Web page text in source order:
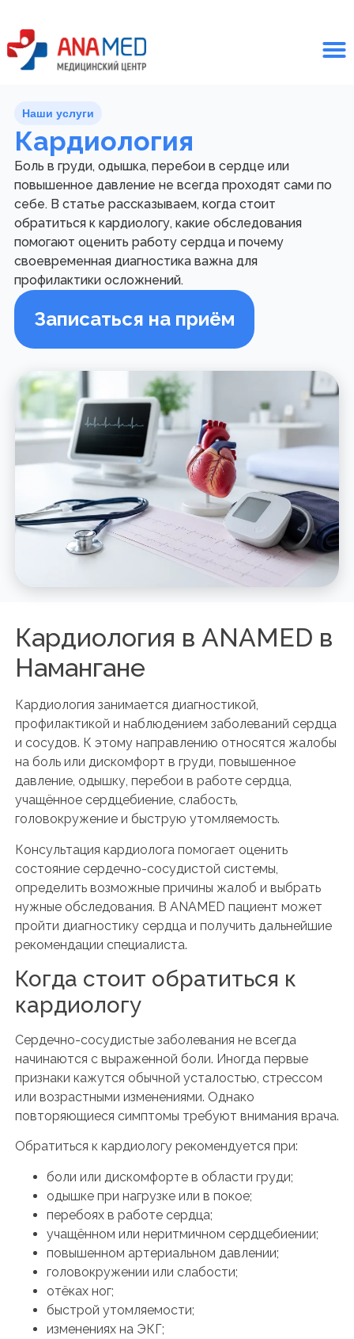
Наши услуги
Кардиология
Боль в груди, одышка, перебои в сердце или
повышенное давление не всегда проходят сами по
себе. В статье рассказываем, когда стоит
обратиться к кардиологу, какие обследования
помогают оценить работу сердца и почему
своевременная диагностика важна для
профилактики осложнений.
Записаться на приём
Кардиология в ANAMED в
Намангане
Кардиология занимается диагностикой,
профилактикой и наблюдением заболеваний сердца
и сосудов. К этому направлению относятся жалобы
на боль или дискомфорт в груди, повышенное
давление, одышку, перебои в работе сердца,
учащённое сердцебиение, слабость,
головокружение и быструю утомляемость.
Консультация кардиолога помогает оценить
состояние сердечно-сосудистой системы,
определить возможные причины жалоб и выбрать
нужные обследования. В ANAMED пациент может
пройти диагностику сердца и получить дальнейшие
рекомендации специалиста.
Когда стоит обратиться к
кардиологу
Сердечно-сосудистые заболевания не всегда
начинаются с выраженной боли. Иногда первые
признаки кажутся обычной усталостью, стрессом
или возрастными изменениями. Однако
повторяющиеся симптомы требуют внимания врача.
Обратиться к кардиологу рекомендуется при:
боли или дискомфорте в области груди;
одышке при нагрузке или в покое;
перебоях в работе сердца;
учащённом или неритмичном сердцебиении;
повышенном артериальном давлении;
головокружении или слабости;
отёках ног;
быстрой утомляемости;
изменениях на ЭКГ;